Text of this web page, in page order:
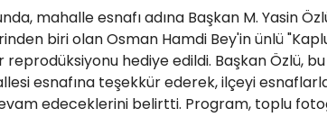
mahalle esnafı adına Başkan M. Yasin
biri olan Osman Hamdi Bey'in ünlü
hediye edildi. Başkan Özlü,
esnafına teşekkür ederek, ilçeyi
edeceklerini belirtti. Program, toplu